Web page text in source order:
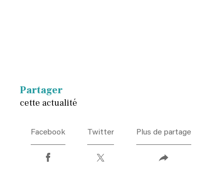
Partager
cette actualité
Facebook Twitter Plus de partage